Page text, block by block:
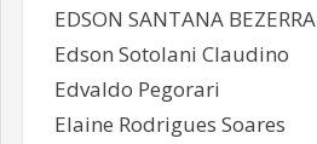
EDSON SANTANA BEZERRA
Edson Sotolani Claudino
Edvaldo Pegorari
Elaine Rodrigues Soares